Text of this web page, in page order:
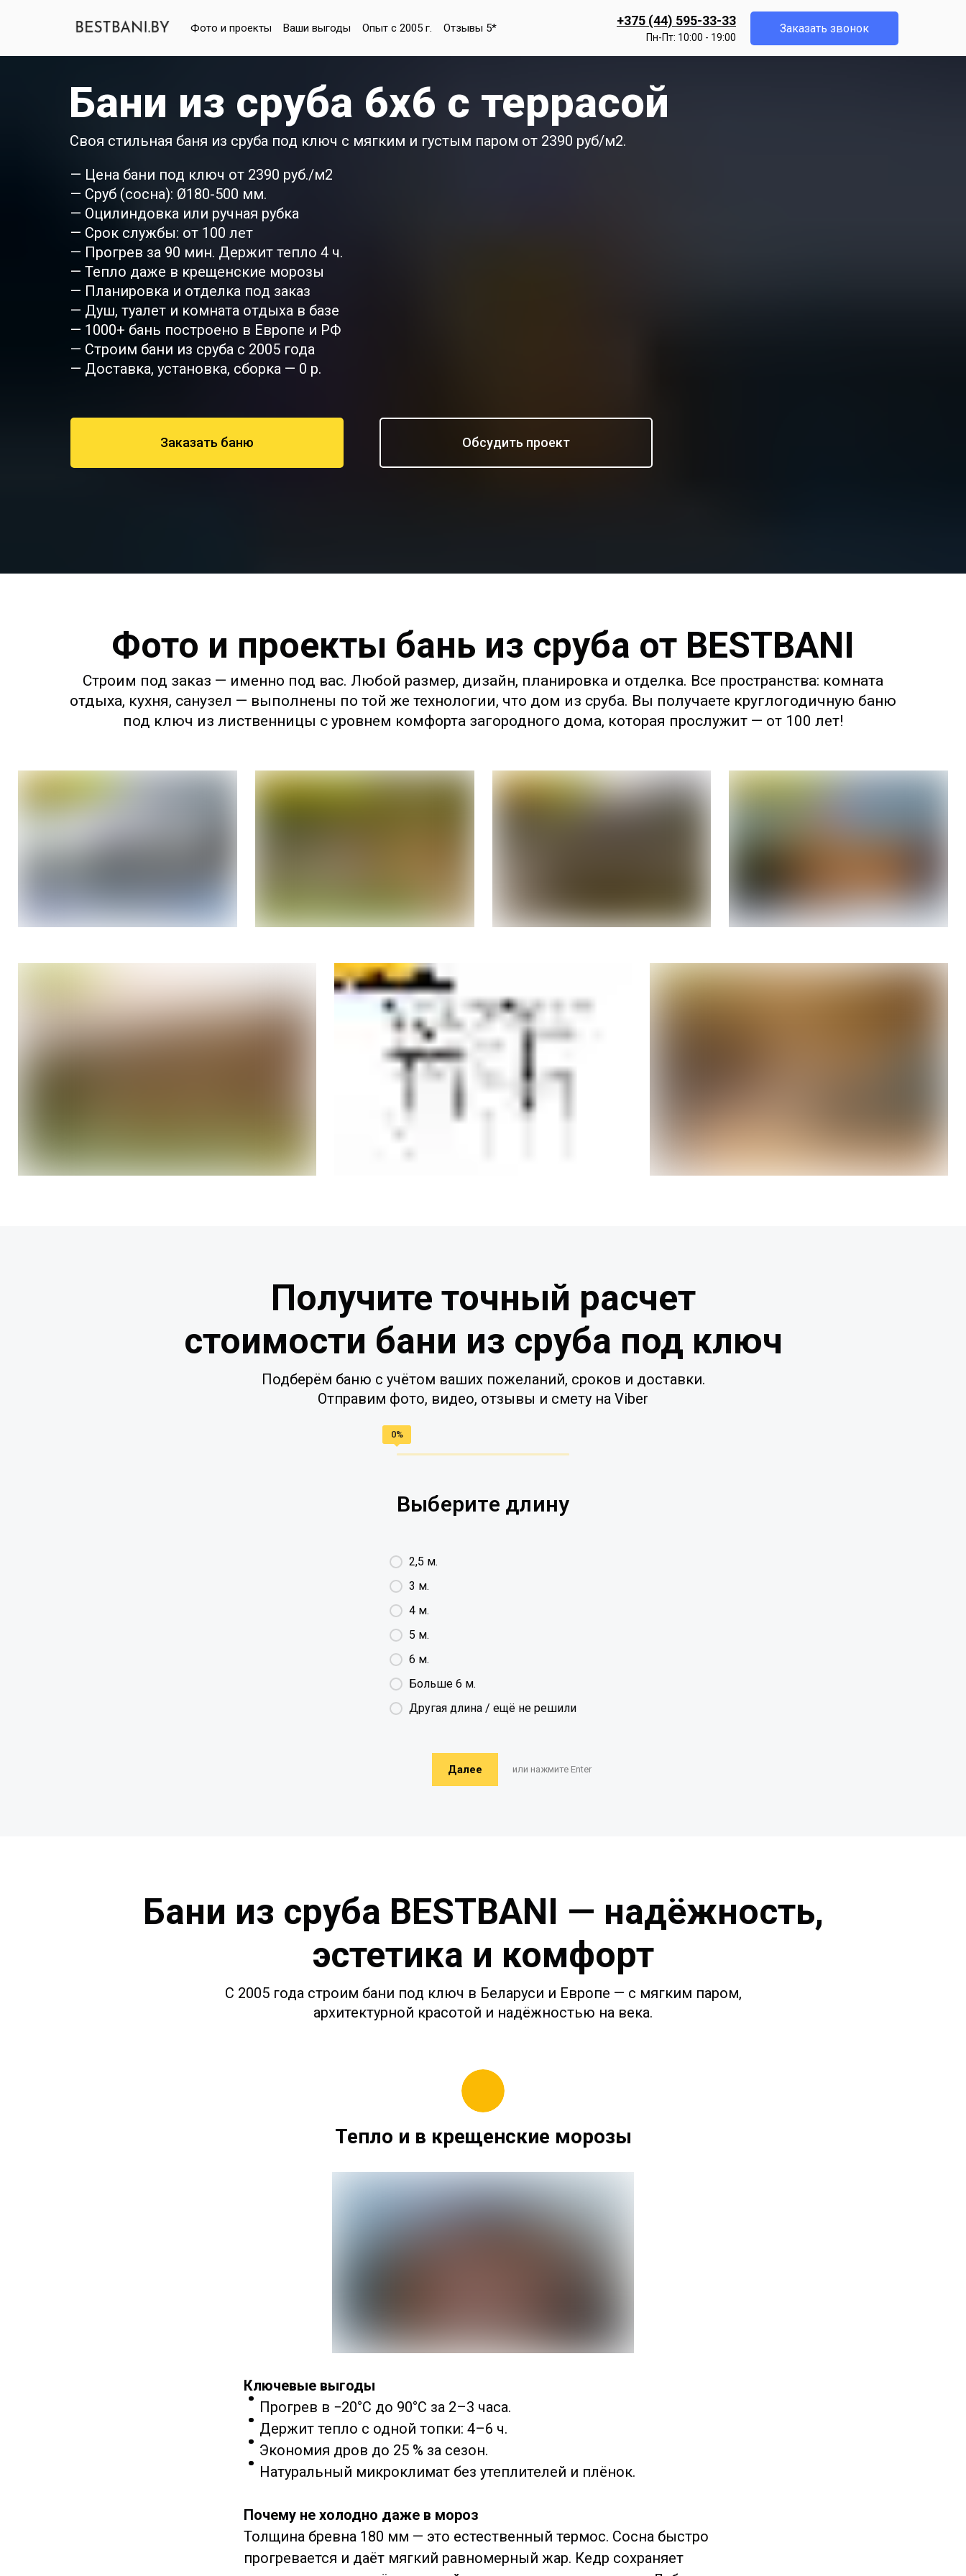
Фото и проекты Ваши выгоды Опыт с 2005 г. Отзывы 5* +375 (44) 595-33-33
Пн-Пт: 10:00 - 19:00
Заказать звонок
Обсудить проект
— Цена бани под ключ от 2390 руб./м2
— Сруб (сосна): Ø180-500 мм.
— Оцилиндовка или ручная рубка
— Срок службы: от 100 лет
— Прогрев за 90 мин. Держит тепло 4 ч.
— Тепло даже в крещенские морозы
— Планировка и отделка под заказ
— Душ, туалет и комната отдыха в базе
— 1000+ бань построено в Европе и РФ
— Строим бани из сруба с 2005 года
— Доставка, установка, сборка — 0 р.
Заказать баню
Своя стильная баня из сруба под ключ с мягким и густым паром от 2390 руб/м2.
Бани из сруба 6х6 с террасой
Фото и проекты бань из сруба от BESTBANI
Строим под заказ — именно под вас. Любой размер, дизайн, планировка и отделка. Все пространства: комната
отдыха, кухня, санузел — выполнены по той же технологии, что дом из сруба. Вы получаете круглогодичную баню
под ключ из лиственницы с уровнем комфорта загородного дома, которая прослужит — от 100 лет!
Подберём баню с учётом ваших пожеланий, сроков и доставки.
Отправим фото, видео, отзывы и смету на Viber
Получите точный расчет
стоимости бани из сруба под ключ
Выберите длину
2,5 м.
3 м.
4 м.
5 м.
6 м.
Больше 6 м.
Другая длина / ещё не решили
Далее или нажмите Enter
Бани из сруба BESTBANI — надёжность,
эстетика и комфорт
С 2005 года строим бани под ключ в Беларуси и Европе — с мягким паром,
архитектурной красотой и надёжностью на века.
Тепло и в крещенские морозы
Ключевые выгоды
Прогрев в −20°C до 90°C за 2–3 часа.
Держит тепло с одной топки: 4–6 ч.
Экономия дров до 25 % за сезон.
Натуральный микроклимат без утеплителей и плёнок.
Почему не холодно даже в мороз
Толщина бревна 180 мм — это естественный термос. Сосна быстро
прогревается и даёт мягкий равномерный жар. Кедр сохраняет